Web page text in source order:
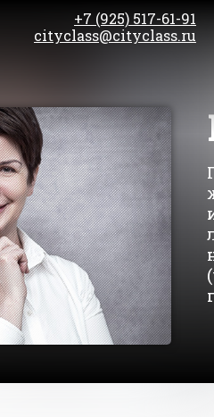
+7 (925) 517-61-91
cityclass@cityclass.ru